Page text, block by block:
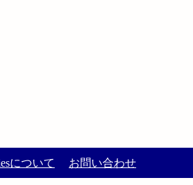
について お問い合わせ